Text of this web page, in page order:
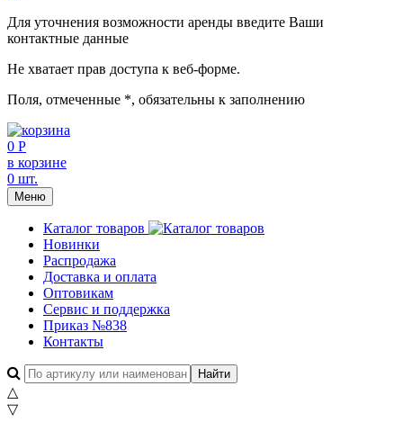
Для уточнения возможности аренды введите Ваши
контактные данные
Не хватает прав доступа к веб-форме.
Поля, отмеченные *, обязательны к заполнению
0 Р
в корзине
0 шт.
Меню
Каталог товаров
Новинки
Распродажа
Доставка и оплата
Оптовикам
Сервис и поддержка
Приказ №838
Контакты
△
▽